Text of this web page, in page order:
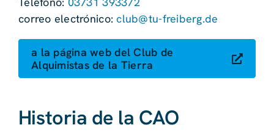
correo electrónico:club@tu-freiberg.de
a la página web del Club de
Alquimistas de la Tierra
Historia de la CAO